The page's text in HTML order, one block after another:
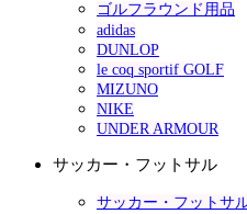
ゴルフラウンド用品
adidas
DUNLOP
le coq sportif GOLF
MIZUNO
NIKE
UNDER ARMOUR
サッカー・フットサル
サッカー・フットサ